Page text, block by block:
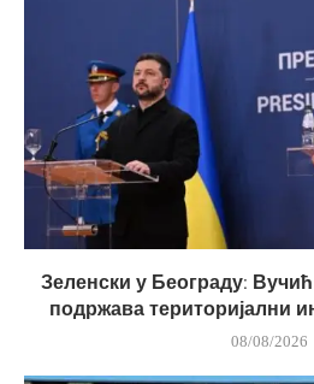
Зеленски у Београду:
подржава територијални
08/08/2026